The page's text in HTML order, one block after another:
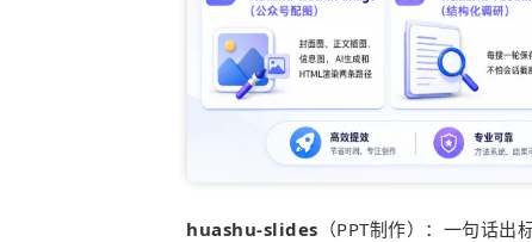
huashu-slides （PPT制作）：一句话出